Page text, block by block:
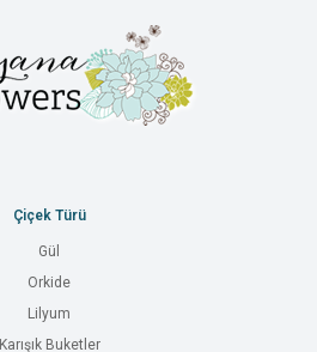
Çiçek Türü
Gül
Orkide
Lilyum
Karışık Buketler